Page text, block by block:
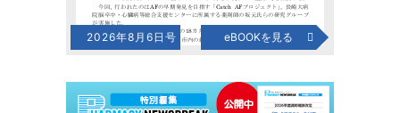
2026年8月6日号 eBOOKを見る